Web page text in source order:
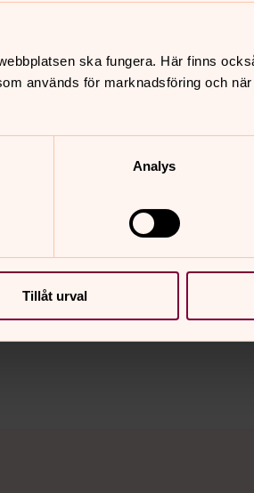
ska fungera. Här finns
används för marknadsföring och
Analys
Tillåt urval
Läs om kristen tro